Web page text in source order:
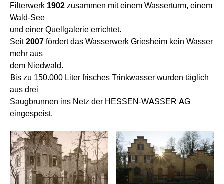
Filterwerk 1902 zusammen mit einem Wasserturm, einem
Wald-See
und einer Quellgalerie errichtet.
Seit2007 fördert das Wasserwerk Griesheim kein Wasser
mehr aus
dem Niedwald.
Bis zu 150.000 Liter frisches Trinkwasser wurden täglich
aus drei
Saugbrunnen ins Netz der HESSEN-WASSER AG
eingespeist.